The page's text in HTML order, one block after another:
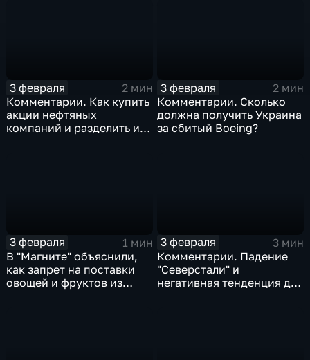
3 февраля
2 мин
Комментарии. Как купить
акции нефтяных
компаний и разделить их
3 февраля
2 мин
Комментарии. Сколько
должна получить Украина
за сбитый Boeing?
3 февраля
1 мин
В "Магните" объяснили,
как запрет на поставки
овощей и фруктов из
3 февраля
3 мин
Комментарии. Падение
"Северстали" и
негативная тенденция для